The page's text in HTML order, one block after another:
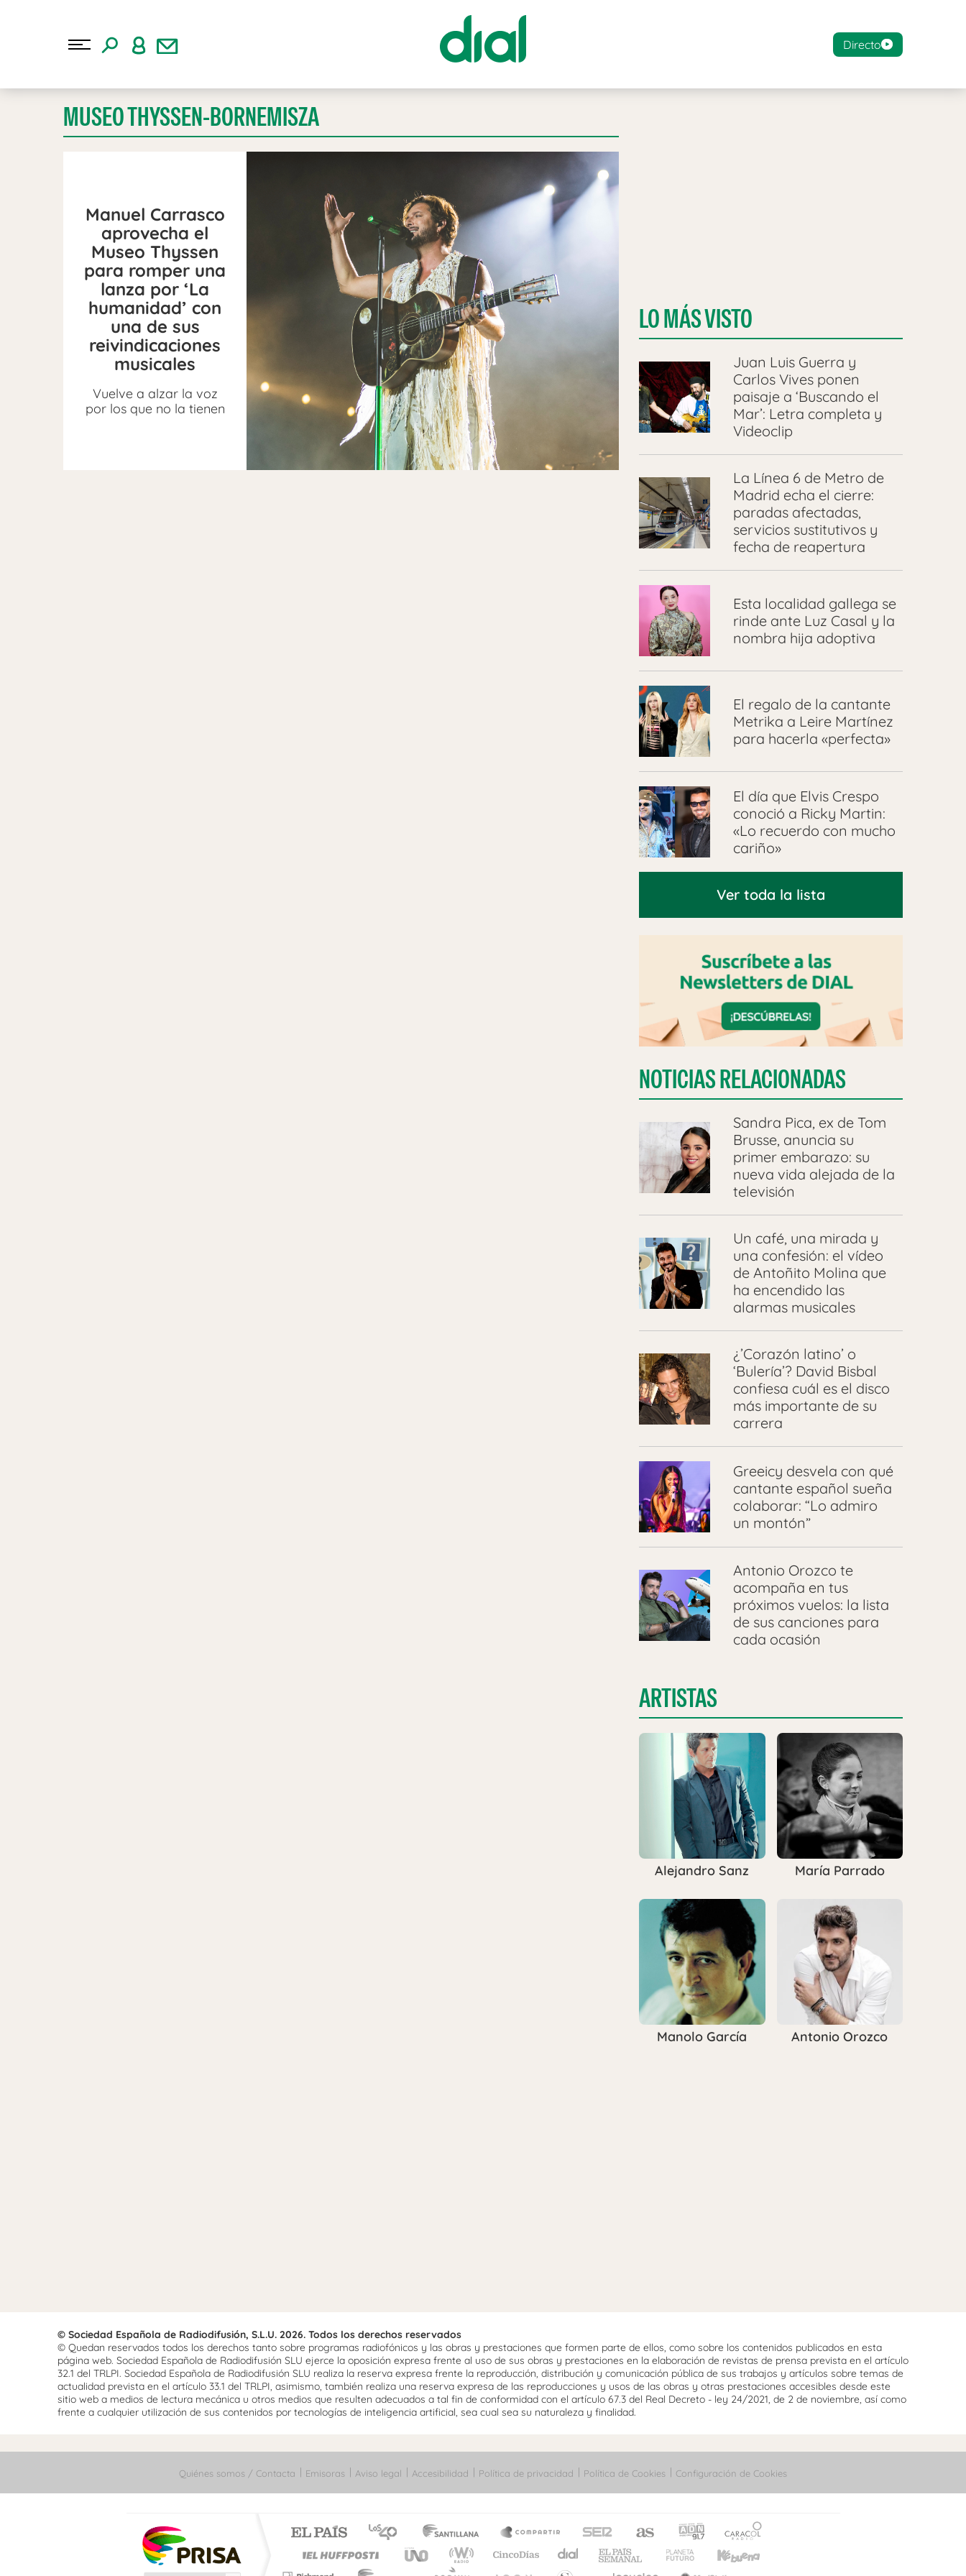
Directo
MUSEO THYSSEN-BORNEMISZA
Manuel Carrasco
aprovecha el
Museo Thyssen
para romper una
lanza por ‘La
humanidad’ con
una de sus
reivindicaciones
musicales
Vuelve a alzar la voz
por los que no la tienen
LO MÁS VISTO
Juan Luis Guerra y
Carlos Vives ponen
paisaje a ‘Buscando el
Mar’: Letra completa y
Videoclip
La Línea 6 de Metro de
Madrid echa el cierre:
paradas afectadas,
servicios sustitutivos y
fecha de reapertura
Esta localidad gallega se
rinde ante Luz Casal y la
nombra hija adoptiva
El regalo de la cantante
Metrika a Leire Martínez
para hacerla «perfecta»
El día que Elvis Crespo
conoció a Ricky Martin:
«Lo recuerdo con mucho
cariño»
Ver toda la lista
NOTICIAS RELACIONADAS
Sandra Pica, ex de Tom
Brusse, anuncia su
primer embarazo: su
nueva vida alejada de la
televisión
Un café, una mirada y
una confesión: el vídeo
de Antoñito Molina que
ha encendido las
alarmas musicales
¿’Corazón latino’ o
‘Bulería’? David Bisbal
confiesa cuál es el disco
más importante de su
carrera
Greeicy desvela con qué
cantante español sueña
colaborar: “Lo admiro
un montón”
Antonio Orozco te
acompaña en tus
próximos vuelos: la lista
de sus canciones para
cada ocasión
ARTISTAS
Alejandro Sanz María Parrado
Manolo García Antonio Orozco
© Sociedad Española de Radiodifusión, S.L.U. 2026. Todos los derechos reservados
© Quedan reservados todos los derechos tanto sobre programas radiofónicos y las obras y prestaciones que formen parte de ellos, como sobre los contenidos publicados en esta
página web. Sociedad Española de Radiodifusión SLU ejerce la oposición expresa frente al uso de sus obras y prestaciones en la elaboración de revistas de prensa prevista en el artículo
32.1 del TRLPI. Sociedad Española de Radiodifusión SLU realiza la reserva expresa frente la reproducción, distribución y comunicación pública de sus trabajos y artículos sobre temas de
actualidad prevista en el artículo 33.1 del TRLPI, asimismo, también realiza una reserva expresa de las reproducciones y usos de las obras y otras prestaciones accesibles desde este
sitio web a medios de lectura mecánica u otros medios que resulten adecuados a tal fin de conformidad con el artículo 67.3 del Real Decreto - ley 24/2021, de 2 de noviembre, así como
frente a cualquier utilización de sus contenidos por tecnologías de inteligencia artificial, sea cual sea su naturaleza y finalidad.
Quiénes somos / Contacta Emisoras Aviso legal Accesibilidad Política de privacidad Política de Cookies Configuración de Cookies